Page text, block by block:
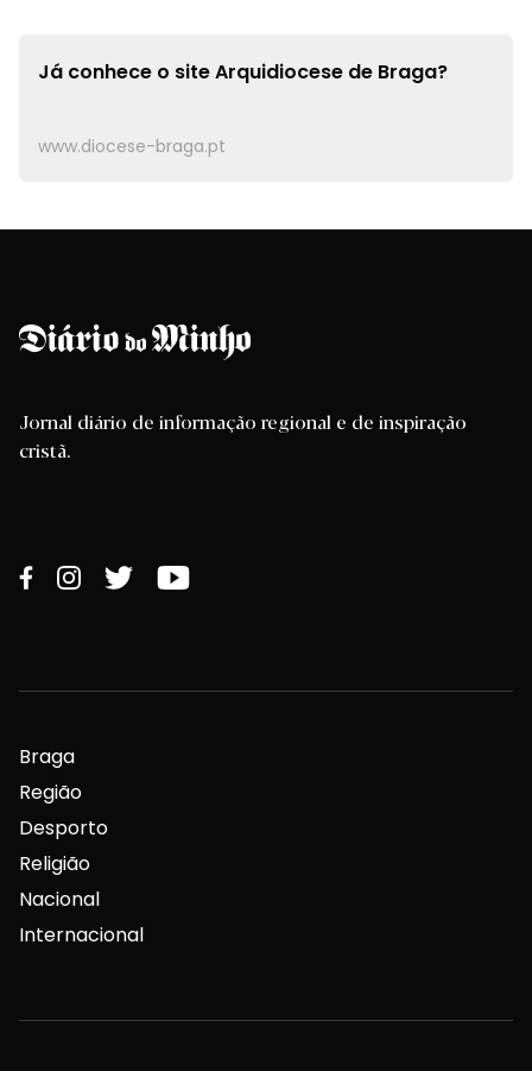
Já conhece o siteArquidiocese de Braga?
www.diocese-braga.pt
Jornal diário de informação regional e de inspiração
cristã.
Braga
Região
Desporto
Religião
Nacional
Internacional